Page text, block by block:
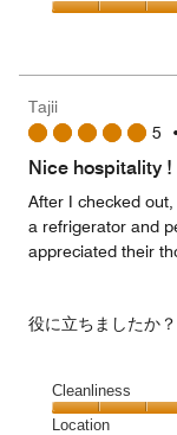
5
3
5
5
out
Tajii
5
Nice hospitality !
After I checked
a refrigerator and
appreciated their
役に立ちましたか？
Cleanliness
Cleanliness,
Location